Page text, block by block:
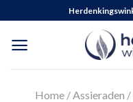
Home/Assieraden /